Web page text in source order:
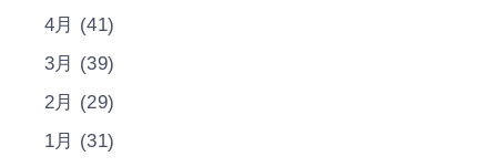
4月 (41)
3月 (39)
2月 (29)
1月 (31)